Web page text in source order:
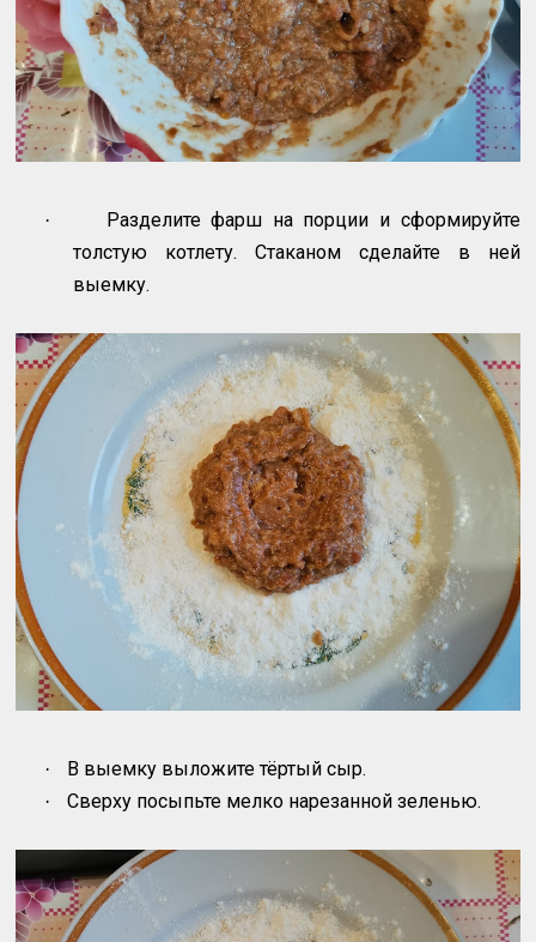
·
Разделите фарш на порции и сформируйте
толстую котлету. Стаканом сделайте в ней
выемку.
· В выемку выложите тёртый сыр.
· Сверху посыпьте мелко нарезанной зеленью.